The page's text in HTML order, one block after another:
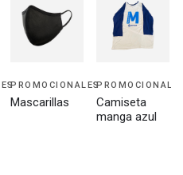
PROMOCIONALES
Mascarillas
Camiseta
manga azul